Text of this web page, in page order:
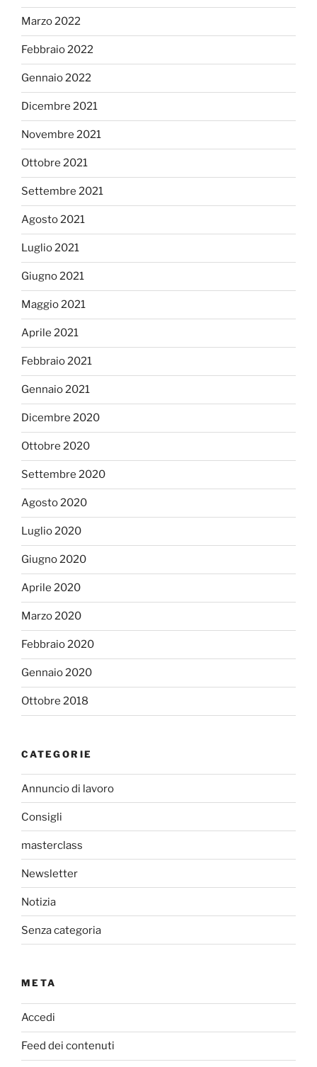
Marzo 2022
Febbraio 2022
Gennaio 2022
Dicembre 2021
Novembre 2021
Ottobre 2021
Settembre 2021
Agosto 2021
Luglio 2021
Giugno 2021
Maggio 2021
Aprile 2021
Febbraio 2021
Gennaio 2021
Dicembre 2020
Ottobre 2020
Settembre 2020
Agosto 2020
Luglio 2020
Giugno 2020
Aprile 2020
Marzo 2020
Febbraio 2020
Gennaio 2020
Ottobre 2018
CATEGORIE
Annuncio di lavoro
Consigli
masterclass
Newsletter
Notizia
Senza categoria
META
Accedi
Feed dei contenuti